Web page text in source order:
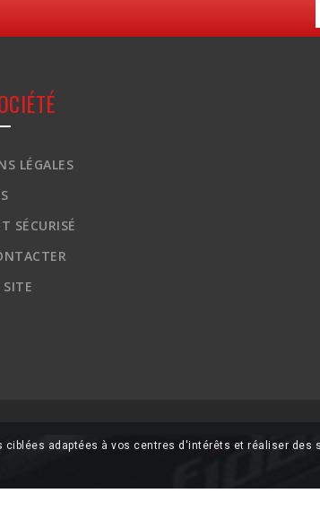
LÉGALES
SÉCURISÉ
adaptées à vos centres d'intérêts et réaliser des